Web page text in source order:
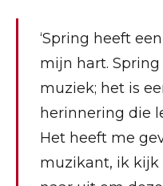
‘Spring heeft
mijn hart.
muziek; het is
herinnering die
Het heeft me
muzikant, ik kijk